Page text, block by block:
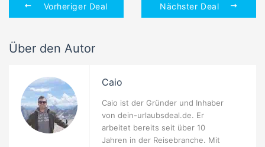
Vorheriger Deal Nächster Deal
Über den Autor
Caio
Caio ist der Gründer und Inhaber
von dein-urlaubsdeal.de. Er
arbeitet bereits seit über 10
Jahren in der Reisebranche. Mit